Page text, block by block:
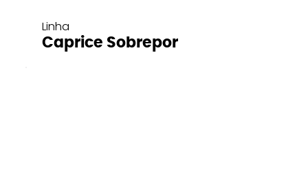
Linha
Caprice Sobrepor